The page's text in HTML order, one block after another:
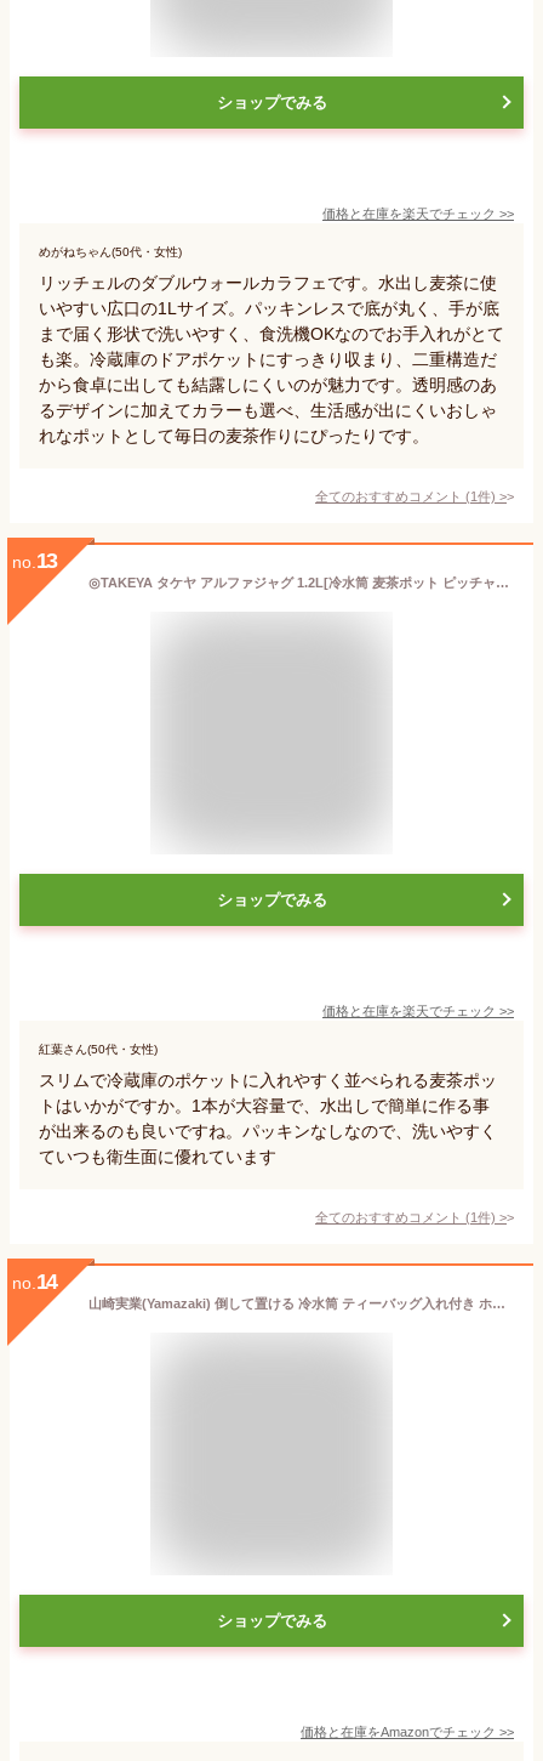
ショップでみる
価格と在庫を楽天でチェック >>
めがねちゃん(50代・女性)
リッチェルのダブルウォールカラフェです。水出し麦茶に使
いやすい広口の1Lサイズ。パッキンレスで底が丸く、手が底
まで届く形状で洗いやすく、食洗機OKなのでお手入れがとて
も楽。冷蔵庫のドアポケットにすっきり収まり、二重構造だ
から食卓に出しても結露しにくいのが魅力です。透明感のあ
るデザインに加えてカラーも選べ、生活感が出にくいおしゃ
れなポットとして毎日の麦茶作りにぴったりです。
全てのおすすめコメント (1件) >
no. 13
◎TAKEYA タケヤ アルファジャグ 1.2L[冷水筒 麦茶ポット ピッチャー 洗いやすい 冷蔵庫 ドアポケット 収納 お茶 水 大容量 熱湯 対応 耐熱 ボトル ジャグ 麦茶 容器 パッキン なし]
ショップでみる
価格と在庫を楽天でチェック >>
紅葉さん(50代・女性)
スリムで冷蔵庫のポケットに入れやすく並べられる麦茶ポッ
トはいかがですか。1本が大容量で、水出しで簡単に作る事
が出来るのも良いですね。パッキンなしなので、洗いやすく
ていつも衛生面に優れています
全てのおすすめコメント (1件) >
no. 14
山崎実業(Yamazaki) 倒して置ける 冷水筒 ティーバッグ入れ付き ホワイト W8.5×D10×H27.2cm タワー tower 1.2L 食洗機対応 麦茶ポット 1749
ショップでみる
価格と在庫をAmazonでチェック >>